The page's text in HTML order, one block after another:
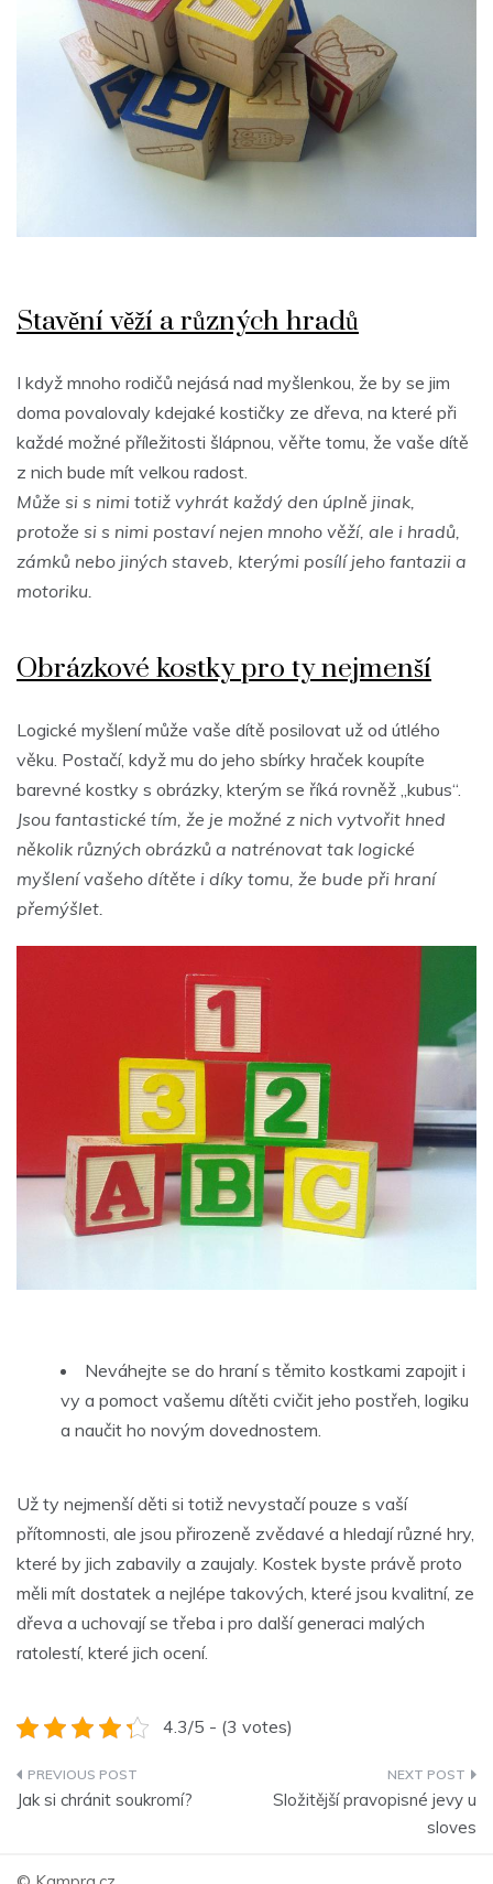
Stavění věží a různých hradů
I když mnoho rodičů nejásá nad myšlenkou, že by se jim
doma povalovaly kdejaké kostičky ze dřeva, na které při
každé možné příležitosti šlápnou, věřte tomu, že vaše dítě
z nich bude mít velkou radost.
Může si s nimi totiž vyhrát každý den úplně jinak,
protože si s nimi postaví nejen mnoho věží, ale i hradů,
zámků nebo jiných staveb, kterými posílí jeho fantazii a
motoriku.
Obrázkové kostky pro ty nejmenší
Logické myšlení může vaše dítě posilovat už od útlého
věku. Postačí, když mu do jeho sbírky hraček koupíte
barevné kostky s obrázky, kterým se říká rovněž „kubus“.
Jsou fantastické tím, že je možné z nich vytvořit hned
několik různých obrázků a natrénovat tak logické
myšlení vašeho dítěte i díky tomu, že bude při hraní
přemýšlet.
Neváhejte se do hraní s těmito kostkami zapojit i
vy a pomoct vašemu dítěti cvičit jeho postřeh, logiku
a naučit ho novým dovednostem.
Už ty nejmenší děti si totiž nevystačí pouze s vaší
přítomnosti, ale jsou přirozeně zvědavé a hledají různé hry,
které by jich zabavily a zaujaly. Kostek byste právě proto
měli mít dostatek a nejlépe takových, které jsou kvalitní, ze
dřeva a uchovají se třeba i pro další generaci malých
ratolestí, které jich ocení.
4.3/5 - (3 votes)
Navigace
příspěvek
Jak si chránit soukromí?
Složitější pravopisné jevy u
sloves